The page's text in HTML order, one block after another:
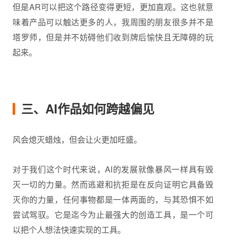
但是AR可以把这个路径变得更短，更加直观。这也就意
味着产品可以触达更多的人，我周围的朋友很多并不是
塔罗师，但是并不妨碍他们收到牌后愉快且无障碍的玩
起来。
三、AI作品如何跨越偏见
风会熄灭蜡烛，但会让火更加旺盛。
对于我们这个时代来说，AI的发展就像暴风一样具有毁
灭一切的力量。然而逃避和抗拒是在反向证明它具备毁
灭你的力量，任何事物都是一体两面的，与其恐惧不如
尝试驾驭。它是迄今为止最强大的创造工具，是一个可
以把个人想法快速实现的工具。